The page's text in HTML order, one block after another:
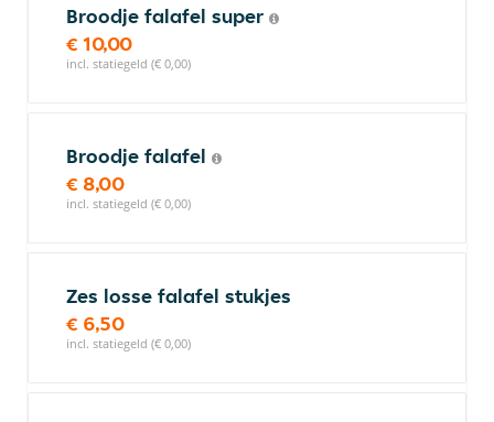
Broodje falafel super
€ 10,00
incl. statiegeld (€ 0,00)
Broodje falafel
€ 8,00
incl. statiegeld (€ 0,00)
Zes losse falafel stukjes
€ 6,50
incl. statiegeld (€ 0,00)